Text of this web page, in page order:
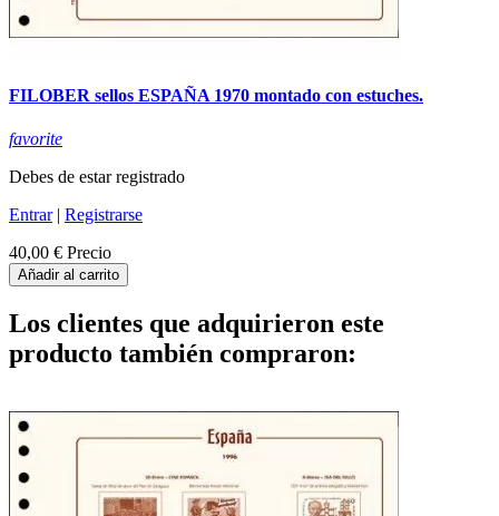
FILOBER sellos ESPAÑA 1970 montado con estuches.
favorite
Debes de estar registrado
Entrar| Registrarse
40,00 € Precio
Añadir al carrito
Los clientes que adquirieron este
producto también compraron: